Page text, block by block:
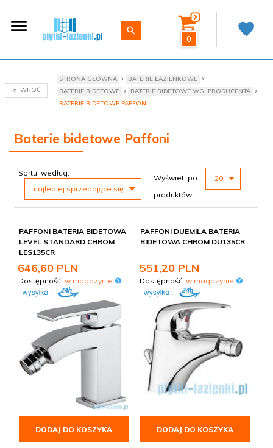
0
WRÓĆ
STRONA GŁÓWNA
BATERIE ŁAZIENKOWE
BATERIE BIDETOWE
BATERIE BIDETOWE WG. PRODUCENTA
BATERIE BIDETOWE PAFFONI
Baterie bidetowe Paffoni
Sortuj według:
najlepiej sprzedające się
Wyświetl po
20
produktów
PAFFONI BATERIA BIDETOWA
LEVEL STANDARD CHROM
LES135CR
646,60 PLN
Dostępność: w magazynie
DODAJ DO KOSZYKA
PAFFONI DUEMILA BATERIA
BIDETOWA CHROM DU135CR
551,20 PLN
Dostępność: w magazynie
DODAJ DO KOSZYKA